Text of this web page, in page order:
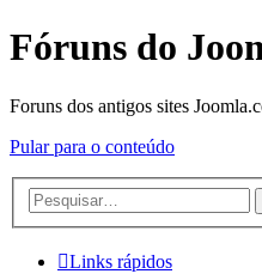
Fóruns do
Foruns dos antigos sites
Pular para o conteúdo
Links rápidos